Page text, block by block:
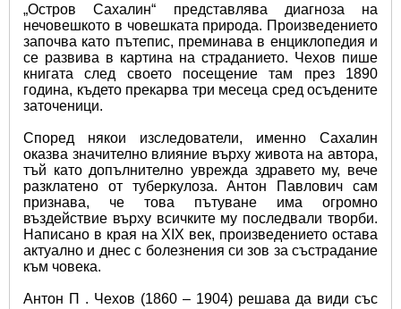
„Остров Сахалин“ представлява диагноза на
нечовешкото в човешката природа. Произведението
започва като пътепис, преминава в енциклопедия и
се развива в картина на страданието. Чехов пише
книгата след своето посещение там през 1890
година, където прекарва три месеца сред осъдените
заточеници.
Според някои изследователи, именно Сахалин
оказва значително влияние върху живота на автора,
тъй като допълнително уврежда здравето му, вече
разклатено от туберкулоза. Антон Павлович сам
признава, че това пътуване има огромно
въздействие върху всичките му последвали творби.
Написано в края на XIX век, произведението остава
актуално и днес с болезнения си зов за състрадание
към човека.
Антон П . Чехов (1860 – 1904) решава да види със